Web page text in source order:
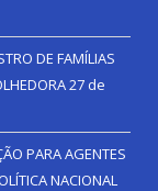
DE FAMÍLIAS
27 de
PARA AGENTES
NACIONAL